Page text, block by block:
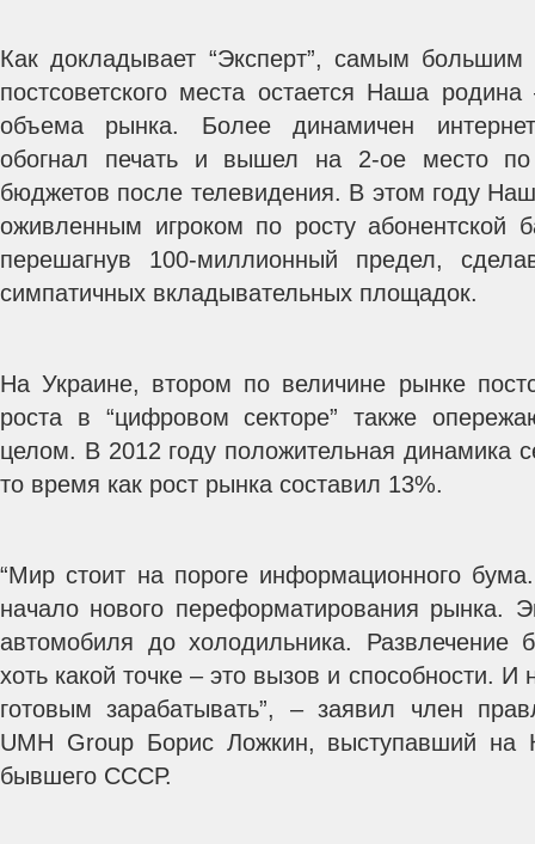
Как докладывает “Эксперт”, самым
постсоветского места остается Наша
объема рынка. Более динамичен
обогнал печать и вышел на 2-ое место по
бюджетов после телевидения. В этом году
оживленным игроком по росту абонентской
перешагнув 100-миллионный предел,
симпатичных вкладывательных площадок.
На Украине, втором по величине рынке
роста в “цифровом секторе” также
целом. В 2012 году положительная динамика
то время как рост рынка составил 13%.
“Мир стоит на пороге информационного
начало нового переформатирования рынка.
автомобиля до холодильника. Развлечение
хоть какой точке – это вызов и способности.
готовым зарабатывать”, – заявил член
UMH Group Борис Ложкин, выступавший на
бывшего СССР.